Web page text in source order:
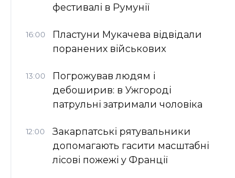
фестивалі в Румунії
16:00
Пластуни Мукачева відвідали
поранених військових
13:00
Погрожував людям і
дебоширив: в Ужгороді
патрульні затримали чоловіка
12:00
Закарпатські рятувальники
допомагають гасити масштабні
лісові пожежі у Франції